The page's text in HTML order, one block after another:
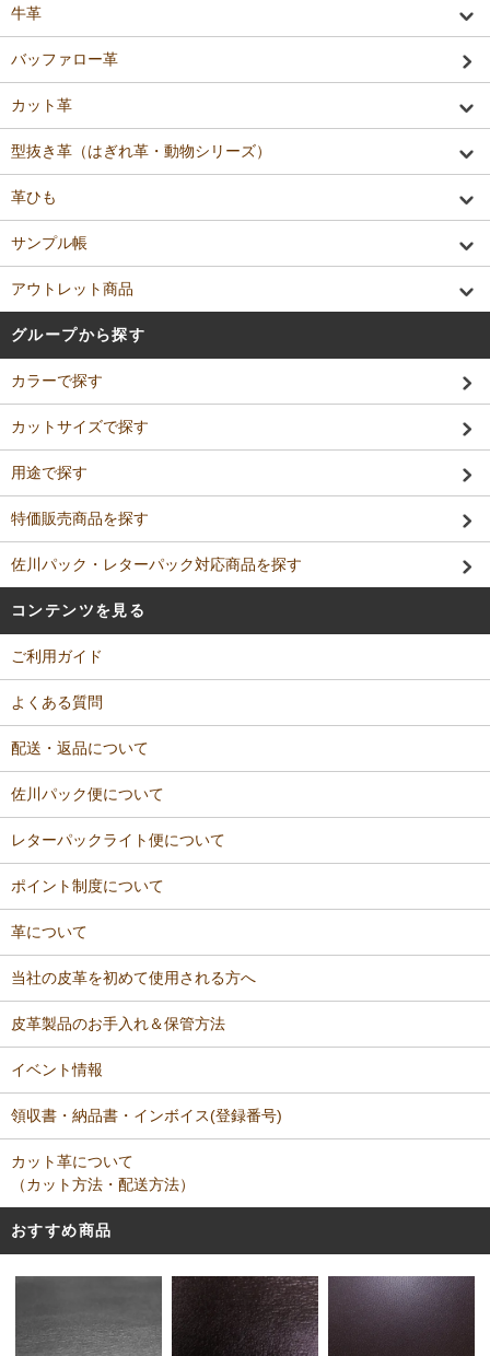
牛革
バッファロー革
カット革
型抜き革（はぎれ革・動物シリーズ）
革ひも
サンプル帳
アウトレット商品
グループから探す
カラーで探す
カットサイズで探す
用途で探す
特価販売商品を探す
佐川パック・レターパック対応商品を探す
コンテンツを見る
ご利用ガイド
よくある質問
配送・返品について
佐川パック便について
レターパックライト便について
ポイント制度について
革について
当社の皮革を初めて使用される方へ
皮革製品のお手入れ＆保管方法
イベント情報
領収書・納品書・インボイス(登録番号)
カット革について
（カット方法・配送方法）
おすすめ商品